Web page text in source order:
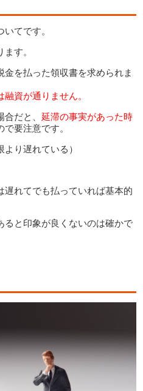
てです。
ます。
を払った領収書を求められま
資が通りません。
合だと、延滞の事実があった時
で要注意です。
より遅れている）
遅れてでも払っていれば基本的
ると印象が良くないのは確かで